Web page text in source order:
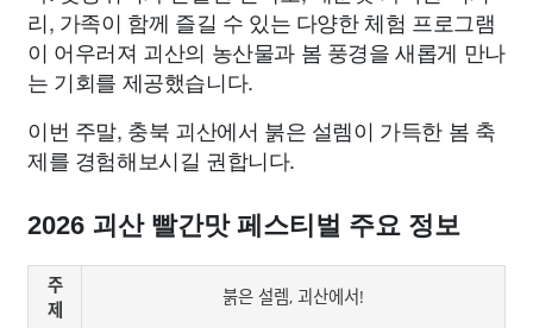
리, 가족이 함께 즐길 수 있는 다양한 체험 프로그램
이 어우러져 괴산의 농산물과 봄 풍경을 새롭게 만나
는 기회를 제공했습니다.
이번 주말, 충북 괴산에서 붉은 설렘이 가득한 봄 축
제를 경험해보시길 권합니다.
2026 괴산 빨간맛 페스티벌 주요 정보
주
제
붉은 설렘, 괴산에서!